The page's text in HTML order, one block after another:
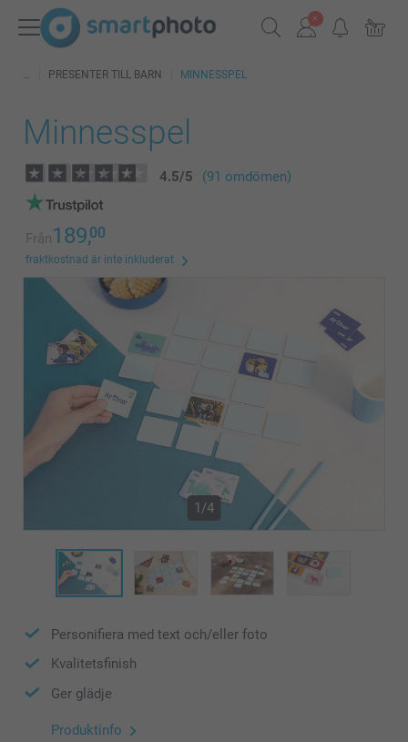
PRESENTER TILL BARN MINNESSPEL
Minnesspel
4.5/5 (91 omdömen)
Från189,00
fraktkostnad är inte inkluderat
1/4
Personifiera med text och/eller foto
Kvalitetsfinish
Ger glädje
Produktinfo